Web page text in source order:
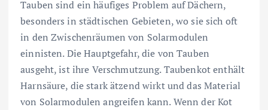
Tauben sind ein häufiges Problem auf Dächern,
besonders in städtischen Gebieten, wo sie sich oft
in den Zwischenräumen von Solarmodulen
einnisten. Die Hauptgefahr, die von Tauben
ausgeht, ist ihre Verschmutzung. Taubenkot enthält
Harnsäure, die stark ätzend wirkt und das Material
von Solarmodulen angreifen kann. Wenn der Kot